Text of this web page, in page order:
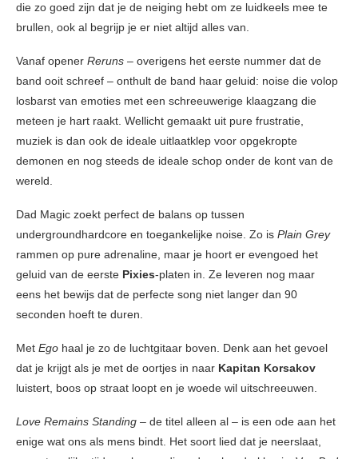
die zo goed zijn dat je de neiging hebt om ze luidkeels mee te
brullen, ook al begrijp je er niet altijd alles van.
Vanaf opener Reruns – overigens het eerste nummer dat de
band ooit schreef – onthult de band haar geluid: noise die volop
losbarst van emoties met een schreeuwerige klaagzang die
meteen je hart raakt. Wellicht gemaakt uit pure frustratie,
muziek is dan ook de ideale uitlaatklep voor opgekropte
demonen en nog steeds de ideale schop onder de kont van de
wereld.
Dad Magic zoekt perfect de balans op tussen
undergroundhardcore en toegankelijke noise. Zo is Plain Grey
rammen op pure adrenaline, maar je hoort er evengoed het
geluid van de eerste Pixies-platen in. Ze leveren nog maar
eens het bewijs dat de perfecte song niet langer dan 90
seconden hoeft te duren.
Met Ego haal je zo de luchtgitaar boven. Denk aan het gevoel
dat je krijgt als je met de oortjes in naar Kapitan Korsakov
luistert, boos op straat loopt en je woede wil uitschreeuwen.
Love Remains Standing – de titel alleen al – is een ode aan het
enige wat ons als mens bindt. Het soort lied dat je neerslaat,